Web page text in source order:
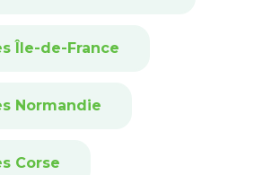
Île-de-France
Normandie
Corse